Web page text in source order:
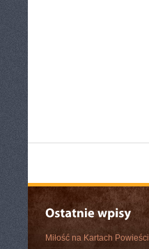
Miłość na Kartach Powieści